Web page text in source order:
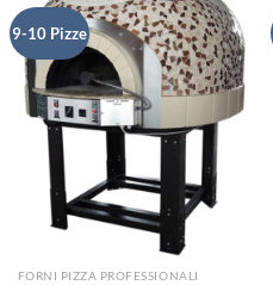
9-10 Pizze
FORNI PIZZA PROFESSIONALI